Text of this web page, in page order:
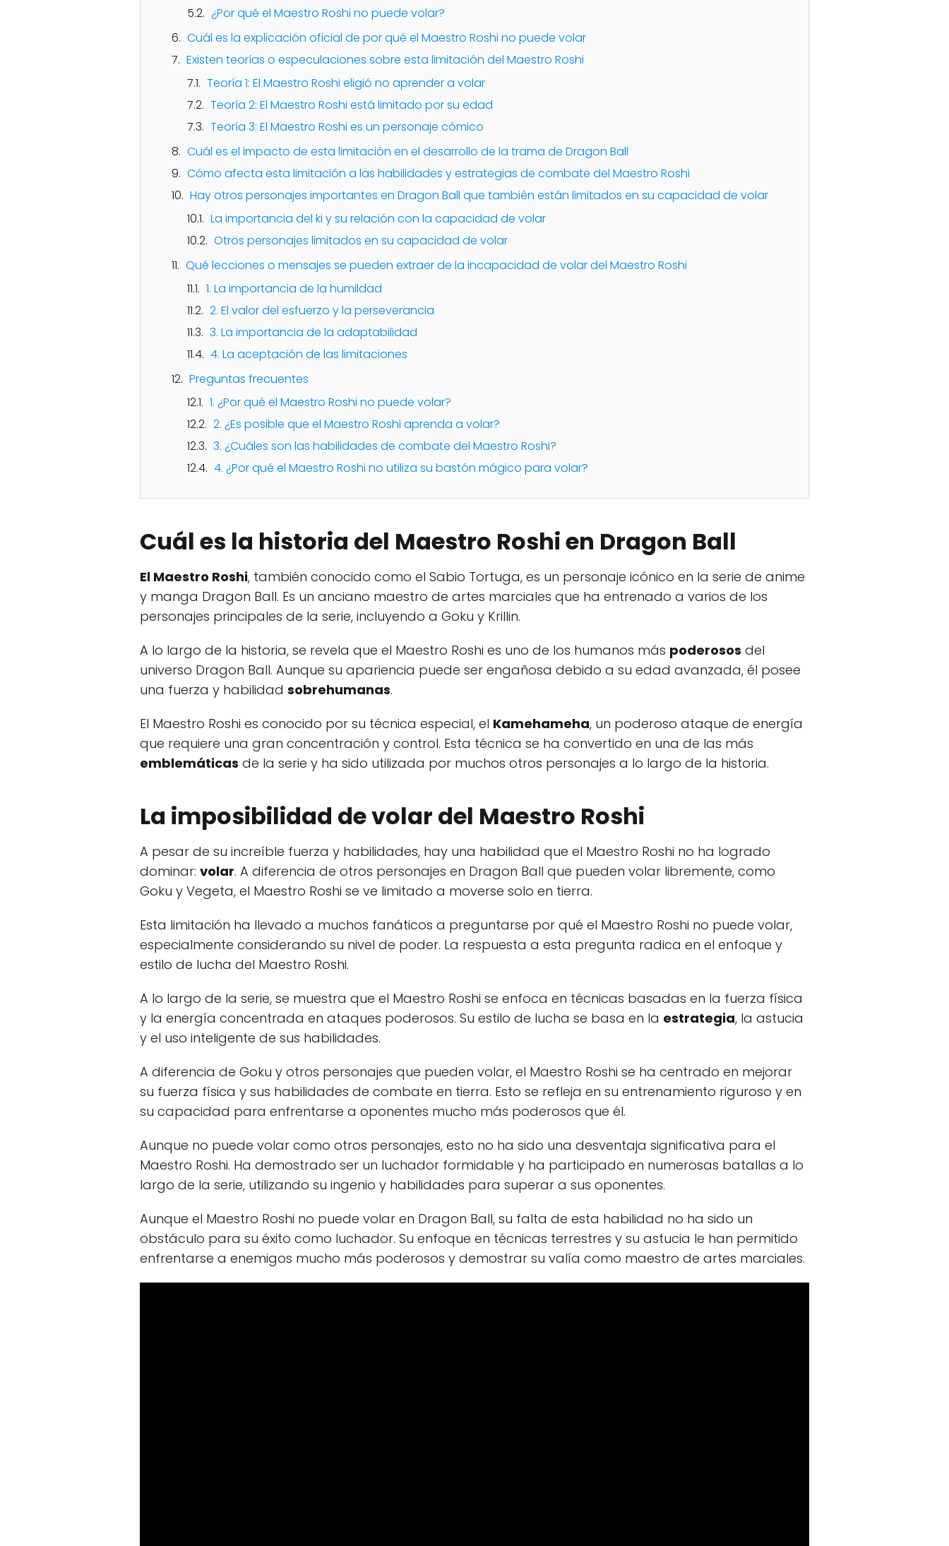
¿Por qué el Maestro Roshi no puede volar?
Cuál es la explicación oficial de por qué el Maestro Roshi no puede volar
Existen teorías o especulaciones sobre esta limitación del Maestro Roshi
Teoría 1: El Maestro Roshi eligió no aprender a volar
Teoría 2: El Maestro Roshi está limitado por su edad
Teoría 3: El Maestro Roshi es un personaje cómico
Cuál es el impacto de esta limitación en el desarrollo de la trama de Dragon Ball
Cómo afecta esta limitación a las habilidades y estrategias de combate del Maestro Roshi
Hay otros personajes importantes en Dragon Ball que también están limitados en su capacidad de volar
La importancia del ki y su relación con la capacidad de volar
Otros personajes limitados en su capacidad de volar
Qué lecciones o mensajes se pueden extraer de la incapacidad de volar del Maestro Roshi
1. La importancia de la humildad
2. El valor del esfuerzo y la perseverancia
3. La importancia de la adaptabilidad
4. La aceptación de las limitaciones
Preguntas frecuentes
1. ¿Por qué el Maestro Roshi no puede volar?
2. ¿Es posible que el Maestro Roshi aprenda a volar?
3. ¿Cuáles son las habilidades de combate del Maestro Roshi?
4. ¿Por qué el Maestro Roshi no utiliza su bastón mágico para volar?
Cuál es la historia del Maestro Roshi en Dragon Ball
El Maestro Roshi, también conocido como el Sabio Tortuga, es un personaje icónico en la serie de anime
y manga Dragon Ball. Es un anciano maestro de artes marciales que ha entrenado a varios de los
personajes principales de la serie, incluyendo a Goku y Krillin.
A lo largo de la historia, se revela que el Maestro Roshi es uno de los humanos más poderosos del
universo Dragon Ball. Aunque su apariencia puede ser engañosa debido a su edad avanzada, él posee
una fuerza y habilidad sobrehumanas.
El Maestro Roshi es conocido por su técnica especial, el Kamehameha, un poderoso ataque de energía
que requiere una gran concentración y control. Esta técnica se ha convertido en una de las más
emblemáticas de la serie y ha sido utilizada por muchos otros personajes a lo largo de la historia.
La imposibilidad de volar del Maestro Roshi
A pesar de su increíble fuerza y habilidades, hay una habilidad que el Maestro Roshi no ha logrado
dominar: volar. A diferencia de otros personajes en Dragon Ball que pueden volar libremente, como
Goku y Vegeta, el Maestro Roshi se ve limitado a moverse solo en tierra.
Esta limitación ha llevado a muchos fanáticos a preguntarse por qué el Maestro Roshi no puede volar,
especialmente considerando su nivel de poder. La respuesta a esta pregunta radica en el enfoque y
estilo de lucha del Maestro Roshi.
A lo largo de la serie, se muestra que el Maestro Roshi se enfoca en técnicas basadas en la fuerza física
y la energía concentrada en ataques poderosos. Su estilo de lucha se basa en la estrategia, la astucia
y el uso inteligente de sus habilidades.
A diferencia de Goku y otros personajes que pueden volar, el Maestro Roshi se ha centrado en mejorar
su fuerza física y sus habilidades de combate en tierra. Esto se refleja en su entrenamiento riguroso y en
su capacidad para enfrentarse a oponentes mucho más poderosos que él.
Aunque no puede volar como otros personajes, esto no ha sido una desventaja significativa para el
Maestro Roshi. Ha demostrado ser un luchador formidable y ha participado en numerosas batallas a lo
largo de la serie, utilizando su ingenio y habilidades para superar a sus oponentes.
Aunque el Maestro Roshi no puede volar en Dragon Ball, su falta de esta habilidad no ha sido un
obstáculo para su éxito como luchador. Su enfoque en técnicas terrestres y su astucia le han permitido
enfrentarse a enemigos mucho más poderosos y demostrar su valía como maestro de artes marciales.